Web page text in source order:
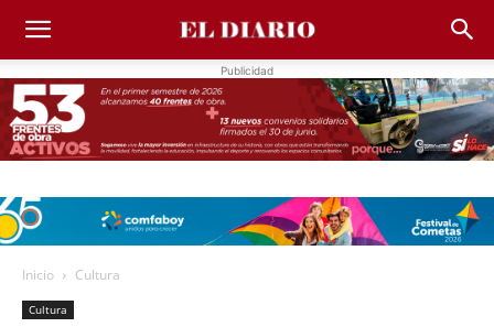
Publicidad
Inicio Cultura
Cultura